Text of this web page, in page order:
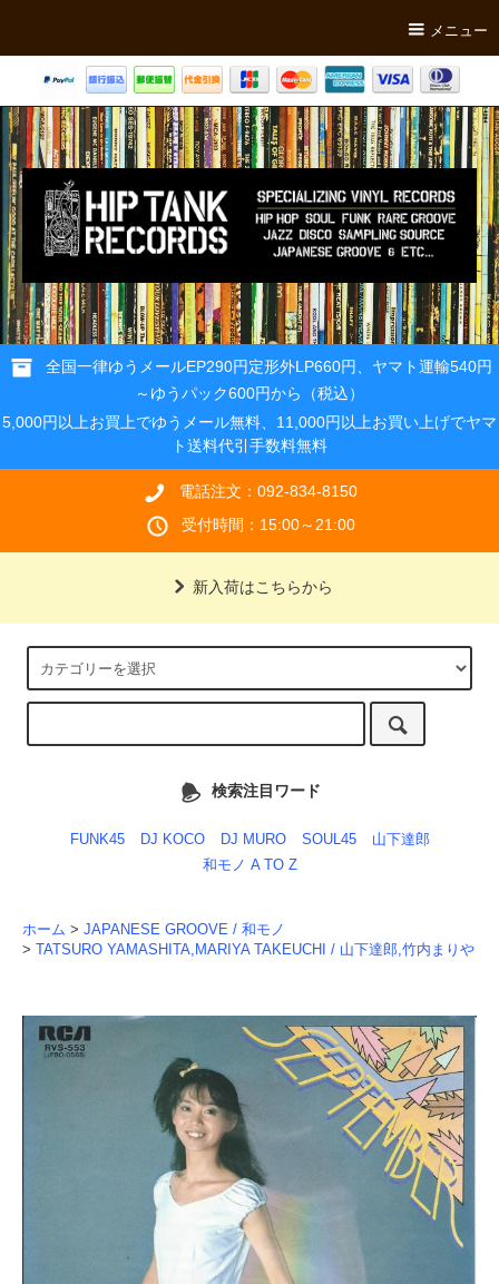
メニュー
全国一律ゆうメールEP290円定形外LP660円、ヤマト運輸540円
～ゆうパック600円から（税込）
5,000円以上お買上でゆうメール無料、11,000円以上お買い上げでヤマ
ト送料代引手数料無料
電話注文：092-834-8150
受付時間：15:00～21:00
新入荷はこちらから
検索注目ワード
FUNK45 DJ KOCO DJ MURO SOUL45
山下達郎
和モノ A TO Z
ホーム > JAPANESE GROOVE / 和モノ
> TATSURO YAMASHITA,MARIYA TAKEUCHI / 山下達郎,竹内まりや